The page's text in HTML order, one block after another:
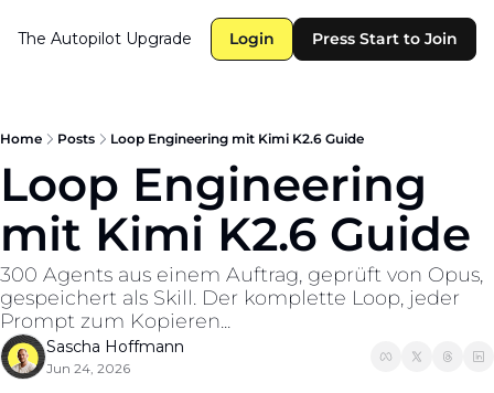
The Autopilot Upgrade Login Press Start to Join
Home Posts Loop Engineering mit Kimi K2.6 Guide
Loop Engineering
mit Kimi K2.6 Guide
300 Agents aus einem Auftrag, geprüft von Opus,
gespeichert als Skill. Der komplette Loop, jeder
Prompt zum Kopieren...
Sascha Hoffmann
Jun 24, 2026